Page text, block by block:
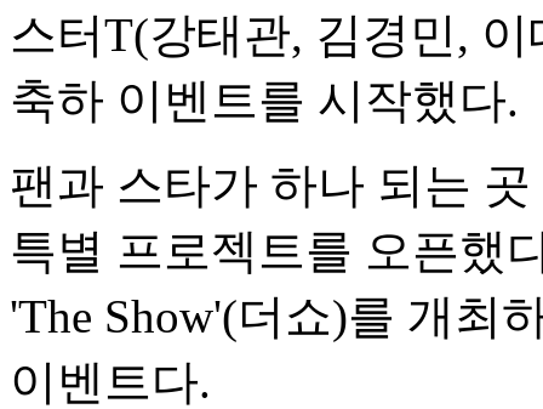
스터T(강태관, 김경민,
축하 이벤트를 시작했다.
팬과 스타가 하나 되는
특별 프로젝트를 오픈했
'The Show'(더쇼)를 개최
이벤트다.